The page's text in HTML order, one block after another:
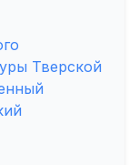
Тверской